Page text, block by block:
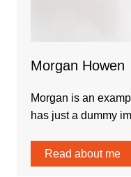
Morgan Howen
Morgan is an
has just a dummy
Read about me